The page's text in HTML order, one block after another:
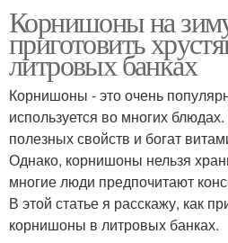
Корнишоны на
приготовить
литровых банках
Корнишоны - это очень
используется во многих
полезных свойств и богат
Однако, корнишоны нельзя
многие люди предпочитают
В этой статье я расскажу, как
корнишоны в литровых банках.